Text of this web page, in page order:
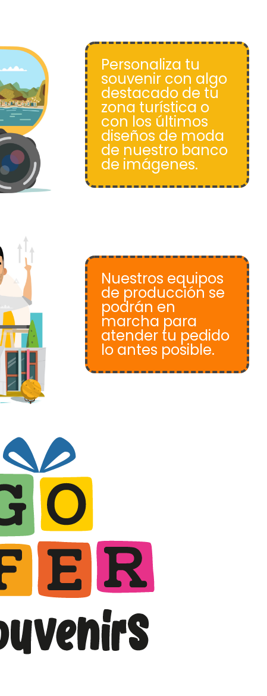
Personaliza tu
souvenir con algo
destacado de tu
zona turística o
con los últimos
diseños de moda
de nuestro banco
de imágenes.
Nuestros equipos
de producción se
podrán en
marcha para
atender tu pedido
lo antes posible.